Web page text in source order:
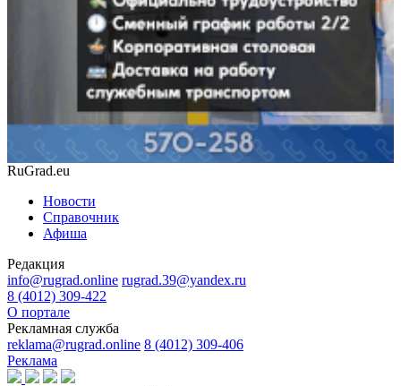
RuGrad.eu
Новости
Справочник
Афиша
Редакция
info@rugrad.online rugrad.39@yandex.ru
8 (4012) 309-422
О портале
Рекламная служба
reklama@rugrad.online 8 (4012) 309-406
Реклама